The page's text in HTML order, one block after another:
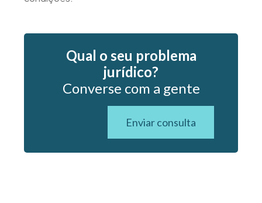
Qual o seu problema
jurídico?
Converse com a gente
Enviar consulta